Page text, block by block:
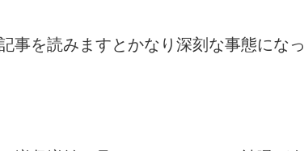
事を読みますとかなり深刻な事態になっ